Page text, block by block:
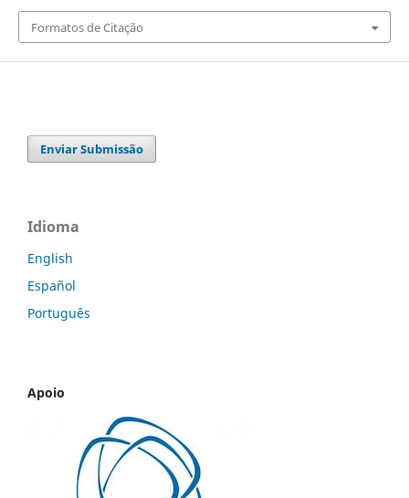
Formatos de Citação
Enviar Submissão
Idioma
English
Español
Português
Apoio